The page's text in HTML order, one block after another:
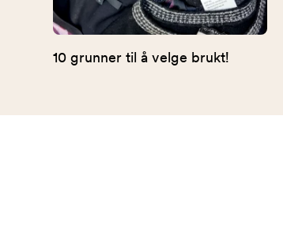
10 grunner til å velge brukt!